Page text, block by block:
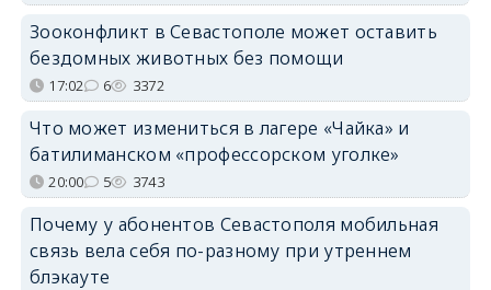
Зооконфликт в Севастополе может оставить
бездомных животных без помощи
17:02 6 3372
Что может измениться в лагере «Чайка» и
батилиманском «профессорском уголке»
20:00 5 3743
Почему у абонентов Севастополя мобильная
связь вела себя по-разному при утреннем
блэкауте